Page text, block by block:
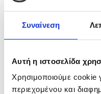
Συναίνεση
Αυτή η ιστοσελίδα
Χρησιμοποιούμε cookie
περιεχομένου και
To όνομά σας*
Τηλέφωνο